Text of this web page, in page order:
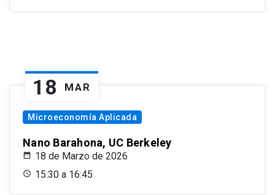
18 MAR
Microeconomía Aplicada
Nano Barahona, UC Berkeley
18 de Marzo de 2026
15:30 a 16:45